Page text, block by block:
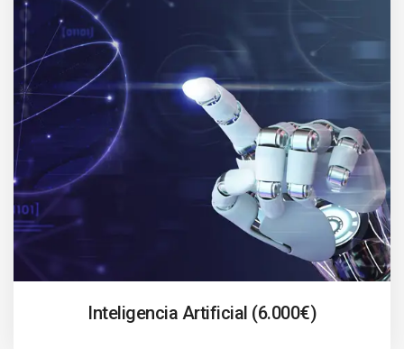
Inteligencia Artificial (6.000€)